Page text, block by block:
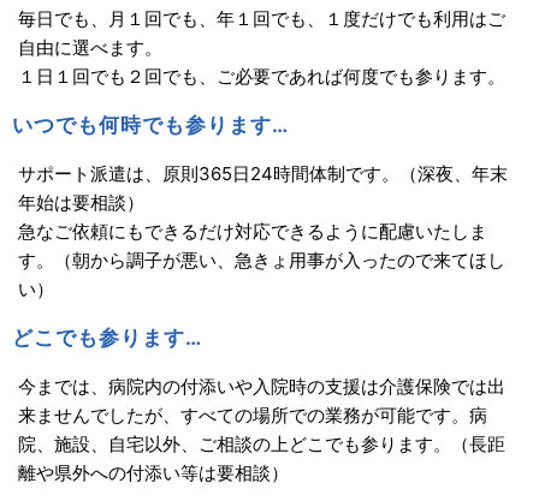
毎日でも、月１回でも、年１回でも、１度だけでも利用はご
自由に選べます。
１日１回でも２回でも、ご必要であれば何度でも参ります。
いつでも何時でも参ります…
サポート派遣は、原則365日24時間体制です。（深夜、年末
年始は要相談）
急なご依頼にもできるだけ対応できるように配慮いたしま
す。（朝から調子が悪い、急きょ用事が入ったので来てほし
い）
どこでも参ります…
今までは、病院内の付添いや入院時の支援は介護保険では出
来ませんでしたが、すべての場所での業務が可能です。病
院、施設、自宅以外、ご相談の上どこでも参ります。（長距
離や県外への付添い等は要相談）